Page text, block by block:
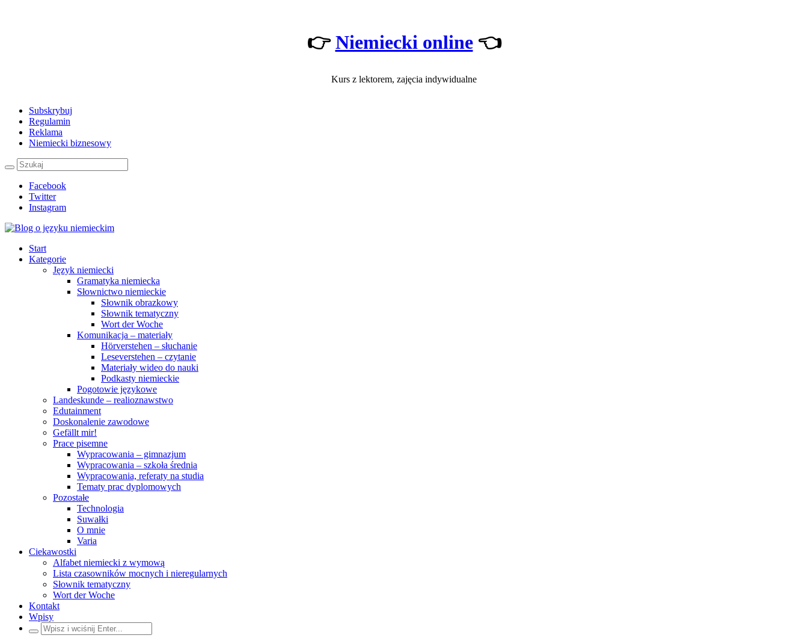
👉Niemiecki online👈
Kurs z lektorem, zajęcia indywidualne
Subskrybuj
Regulamin
Reklama
Niemiecki biznesowy
Facebook
Twitter
Instagram
Start
Kategorie
Język niemiecki
Gramatyka niemiecka
Słownictwo niemieckie
Słownik obrazkowy
Słownik tematyczny
Wort der Woche
Komunikacja – materiały
Hörverstehen – słuchanie
Leseverstehen – czytanie
Materiały wideo do nauki
Podkasty niemieckie
Pogotowie językowe
Landeskunde – realioznawstwo
Edutainment
Doskonalenie zawodowe
Gefällt mir!
Prace pisemne
Wypracowania – gimnazjum
Wypracowania – szkoła średnia
Wypracowania, referaty na studia
Tematy prac dyplomowych
Pozostałe
Technologia
Suwałki
O mnie
Varia
Ciekawostki
Alfabet niemiecki z wymową
Lista czasowników mocnych i nieregularnych
Słownik tematyczny
Wort der Woche
Kontakt
Wpisy